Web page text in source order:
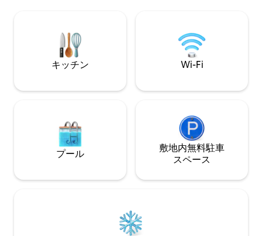
キッチン Wi-Fi
プール
敷地内無料駐⁠車
ス⁠ペ⁠ー⁠ス